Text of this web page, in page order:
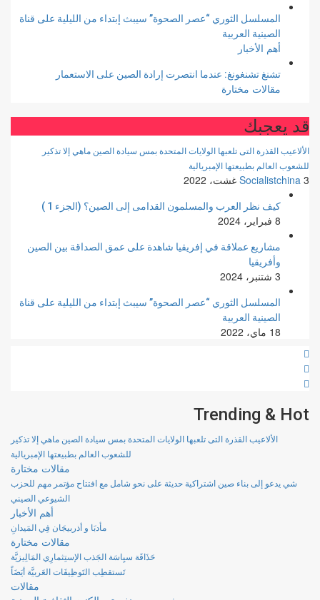
المسلسل الثوري “عصر الصحوة” سيبث إبتداء من الليلية على قناة
الصينية العربية
أهم الأخبار
تشنغ تشنغونغ: عندما انتصرت إرادة الصين على الاستعمار
مقالات مختارة
قد يعجبك
الألاعيب القذرة التى تلعبها الولايات المتحدة بمس سيادة الصين ماهي إلا تذكير
للشعوب العالم بطبيعتها الإمبريالية
Socialistchina 3 غشت، 2022
كيف نظر العرب والمسلمون القدامى إلى الصين؟ (الجزء 1 )
8 فبراير، 2024
مشاريع عملاقة في إفريقيا شاهدة على عمق الصداقة بين الصين
وأفريقيا
3 شتنبر، 2024
المسلسل الثوري “عصر الصحوة” سيبث إبتداء من الليلية على قناة
الصينية العربية
18 ماي، 2022
Trending & Hot
الألاعيب القذرة التى تلعبها الولايات المتحدة بمس سيادة الصين ماهي إلا تذكير
للشعوب العالم بطبيعتها الإمبريالية
مقالات مختارة
شي يدعو إلى بناء صين اشتراكية حديثة على نحو شامل مع افتتاح مؤتمر مهم للحزب
الشيوعي الصيني
أهم الأخبار
مأدبَا و أذربيجَان فِي المَيدانِ
مقالات مختارة
حَذَاقَة سيِاسَة الجَذب الإستِثمارِي المَالِيزيَّة
تَستقطِب التَوظِيفَات العَربيَّة أيَضَاً
مقالات